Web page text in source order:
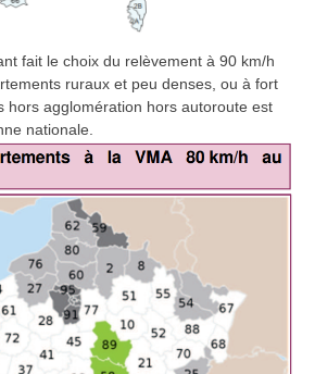
fait le choix du relèvement à 90 km/h
ruraux et peu denses, ou à fort
hors agglomération hors autoroute est
nationale.